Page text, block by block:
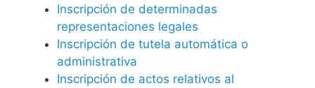
Inscripción de determinadas
representaciones legales
Inscripción de tutela automática o
administrativa
Inscripción de actos relativos al